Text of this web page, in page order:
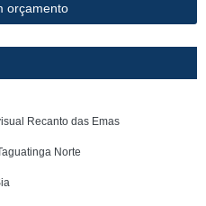
orçamento
Recanto das Emas
Norte